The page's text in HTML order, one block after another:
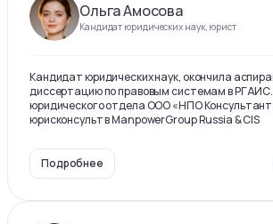
Ольга Амосова
Кандидат юридических наук, юрист
Кандидат юридических наук, окончила
диссертацию по правовым системам в РГАИС.
юридического отдела ООО «НПО
юрисконсульт в ManpowerGroup Russia & CIS
Подробнее